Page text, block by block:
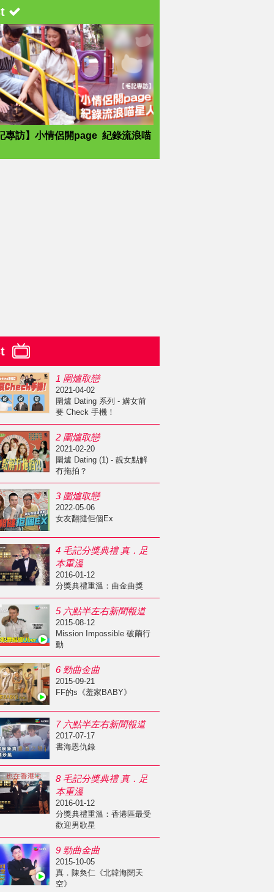
專訪】小情侶開page 紀錄流浪喵
1 圍爐取戀
2021-04-02
圍爐 Dating 系列 - 媾女前
要 Check 手機！
2 圍爐取戀
2021-02-20
圍爐 Dating (1) - 靚女點解
冇拖拍？
3 圍爐取戀
2022-05-06
女友翻撻佢個Ex
4 毛記分獎典禮 真．足
本重溫
2016-01-12
分獎典禮重溫：曲金曲獎
5 六點半左右新聞報道
2015-08-12
Mission Impossible 破繭行
動
6 勁曲金曲
2015-09-21
FF的s《羞家BABY》
7 六點半左右新聞報道
2017-07-17
書海恩仇錄
8 毛記分獎典禮 真．足
本重溫
2016-01-12
分獎典禮重溫：香港區最受
歡迎男歌星
9 勁曲金曲
2015-10-05
真．陳奐仁《北韓海闊天
空》